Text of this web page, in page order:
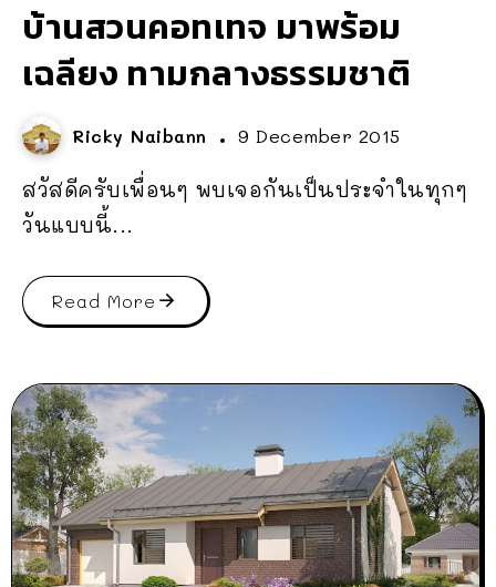
บ้านสวนคอทเทจ มาพร้อม
เฉลียง ทามกลางธรรมชาติ
Ricky Naibann 9 December 2015
สวัสดีครับเพื่อนๆ พบเจอกันเป็นประจำในทุกๆ
วันแบบนี้...
Read More